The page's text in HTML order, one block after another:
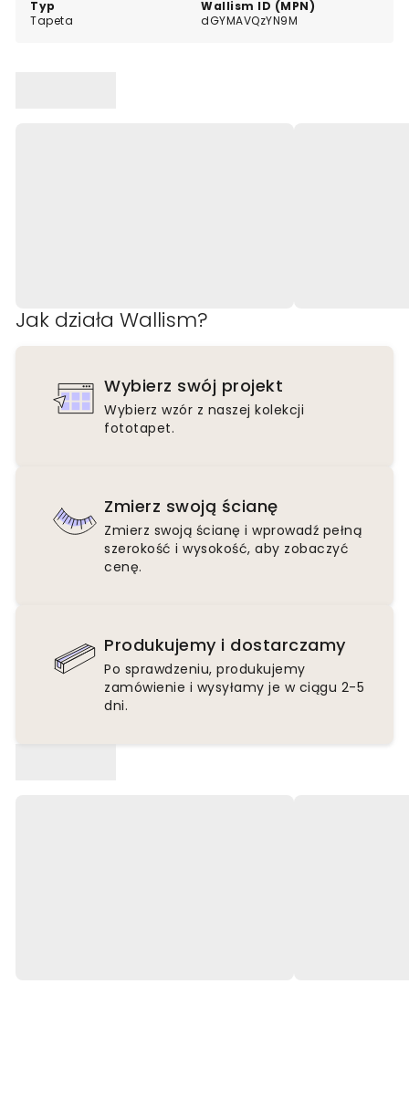
Typ
Tapeta
Wallism ID (MPN)
dGYMAVQzYN9M
Jak działa Wallism?
Wybierz swój projekt
Wybierz wzór z naszej kolekcji
fototapet.
Zmierz swoją ścianę
Zmierz swoją ścianę i wprowadź pełną
szerokość i wysokość, aby zobaczyć
cenę.
Produkujemy i dostarczamy
Po sprawdzeniu, produkujemy
zamówienie i wysyłamy je w ciągu 2-5
dni.